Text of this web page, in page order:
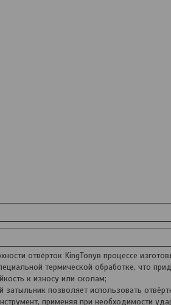
отвёрток KingTonyв процессе
термической обработке, что
к износу или сколам;
затыльник позволяет использовать
применяя при необходимости